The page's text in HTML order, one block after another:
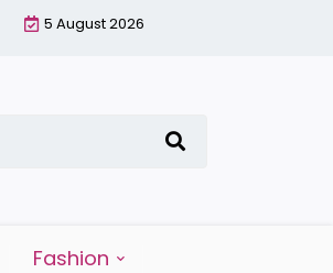
waarom water drinken zo
5 August 2026
Fashion